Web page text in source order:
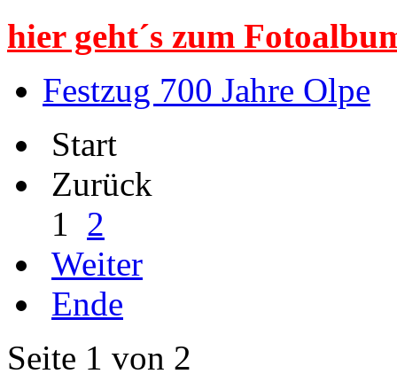
hier geht´s zum
Festzug 700 Jahre Olpe
Start
Zurück
1
2
Weiter
Ende
Seite 1 von 2